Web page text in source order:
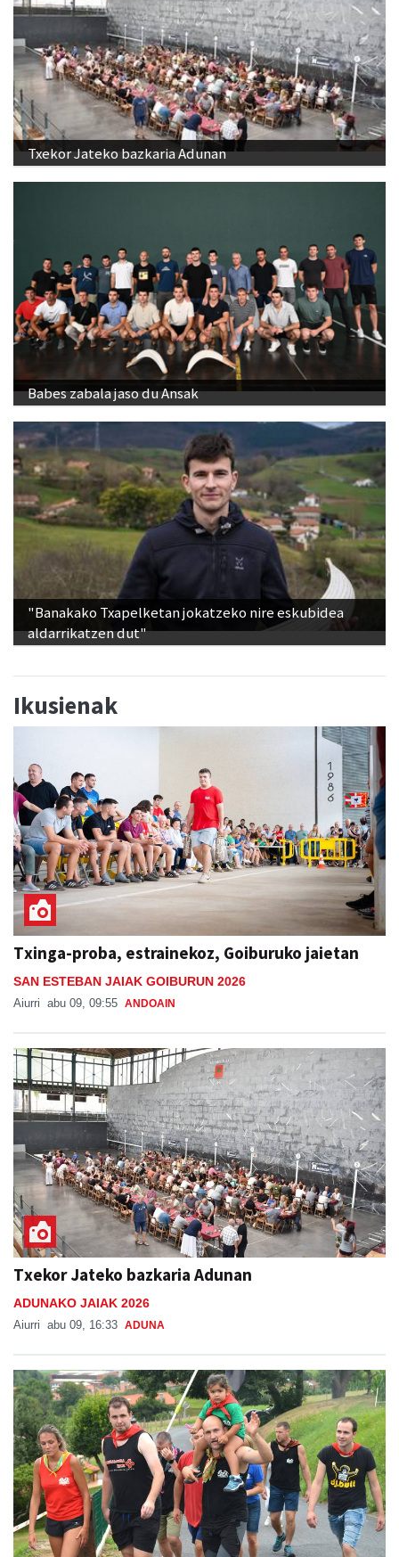
Txekor Jateko bazkaria Adunan
Babes zabala jaso du Ansak
"Banakako Txapelketan jokatzeko nire eskubidea
aldarrikatzen dut"
Ikusienak
Txinga-proba, estrainekoz, Goiburuko jaietan
SAN ESTEBAN JAIAK GOIBURUN 2026
Aiurri abu 09, 09:55 ANDOAIN
Txekor Jateko bazkaria Adunan
ADUNAKO JAIAK 2026
Aiurri abu 09, 16:33 ADUNA